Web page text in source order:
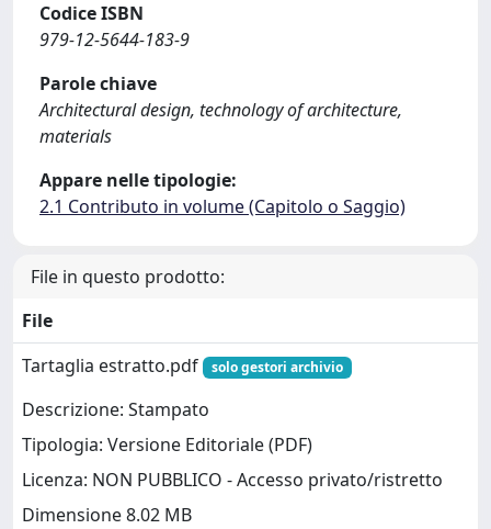
Codice ISBN
979-12-5644-183-9
Parole chiave
Architectural design, technology of architecture,
materials
Appare nelle tipologie:
2.1 Contributo in volume (Capitolo o Saggio)
File in questo prodotto:
File
Tartaglia estratto.pdf
solo gestori archivio
Descrizione: Stampato
Tipologia: Versione Editoriale (PDF)
Licenza: NON PUBBLICO - Accesso privato/ristretto
Dimensione 8.02 MB